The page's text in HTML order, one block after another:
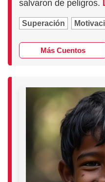
salvaron de peligros.
Superación
Más Cuentos